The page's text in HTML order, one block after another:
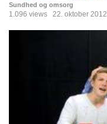
Sundhed og omsorg
1.096 views 22. oktober 2012